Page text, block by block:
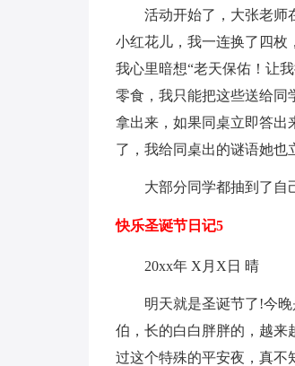
活动开始了，大张老师
小红花儿，我一连换了四枚
我心里暗想“老天保佑！让
零食，我只能把这些送给同
拿出来，如果同桌立即答出
了，我给同桌出的谜语她也
大部分同学都抽到了自
快乐圣诞节日记5
20xx年 X月X日 晴
明天就是圣诞节了!今
伯，长的白白胖胖的，越来
过这个特殊的平安夜，真不